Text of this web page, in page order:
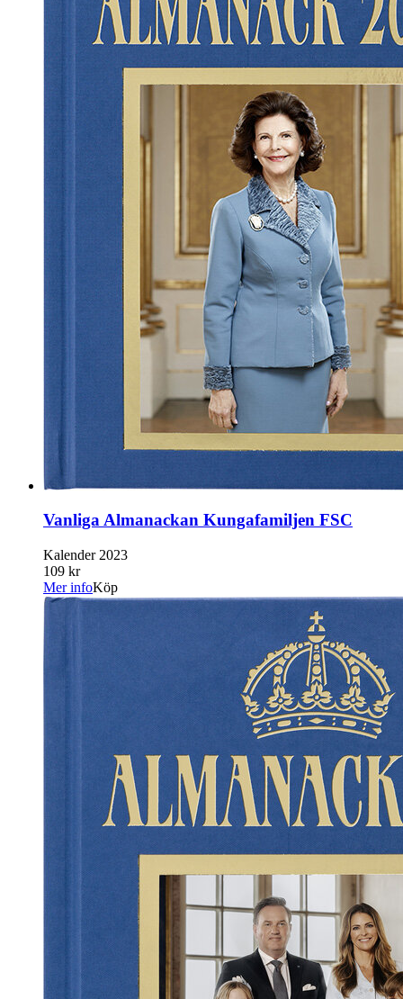
Vanliga Almanackan Kungafamiljen FSC
Kalender 2023
109 kr
Mer infoKöp